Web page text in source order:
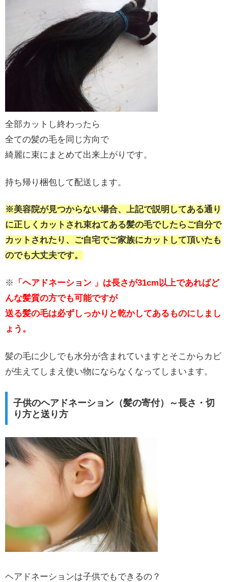
全部カットし終わったら
全ての髪の毛を同じ方向で
綺麗に束にまとめて出来上がりです。
持ち帰り梱包して配送します。
※美容院が見つからない場合、上記で説明してある通り
に正しくカットされ束ねてある髪の毛でしたらご自分で
カットされたり、ご自宅でご家族にカットして頂いたも
のでも大丈夫です。
※
「ヘアドネーション 」は長さが31cm以上であればど
んな髪質の方でも可能ですが
送る髪の毛は必ずしっかりと乾かしてあるものにしまし
ょう。
髪の毛に少しでも水分が含まれていますとそこからカビ
が生えてしまえ使い物にならなくなってしまいます。
子供のヘアドネーション（髪の寄付）～長さ・切
り方と送り方
ヘアドネーションは子供でもできるの？